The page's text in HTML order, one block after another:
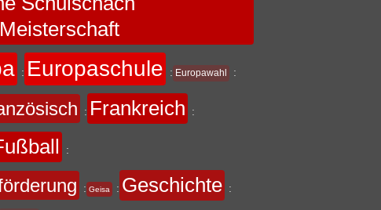
: Europaschule : Europawahl :
: Frankreich :
:
: Geisa : Geschichte :